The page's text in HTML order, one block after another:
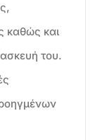
καθώς και
του.